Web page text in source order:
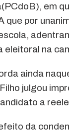
em
que por
eleitoral na
ainda
julgou
a
da